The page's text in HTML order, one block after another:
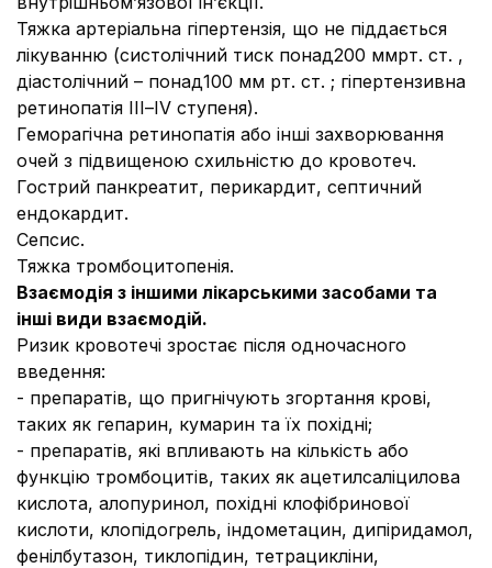
Тяжка артеріальна гіпертензія, що не піддається
лікуванню (систолічний тиск понад200 ммрт. ст. ,
діастолічний – понад100 мм рт. ст. ; гіпертензивна
ретинопатія ІІІ–IV ступеня).
Геморагічна ретинопатія або інші захворювання
очей з підвищеною схильністю до кровотеч.
Гострий панкреатит, перикардит, септичний
ендокардит.
Сепсис.
Тяжка тромбоцитопенія.
Взаємодія з іншими лікарськими засобами та
інші види взаємодій.
Ризик кровотечі зростає після одночасного
введення:
- препаратів, що пригнічують згортання крові,
таких як гепарин, кумарин та їх похідні;
- препаратів, які впливають на кількість або
функцію тромбоцитів, таких як ацетилсаліцилова
кислота, алопуринол, похідні клофібринової
кислоти, клопідогрель, індометацин, дипіридамол,
фенілбутазон, тиклопідин, тетрацикліни,